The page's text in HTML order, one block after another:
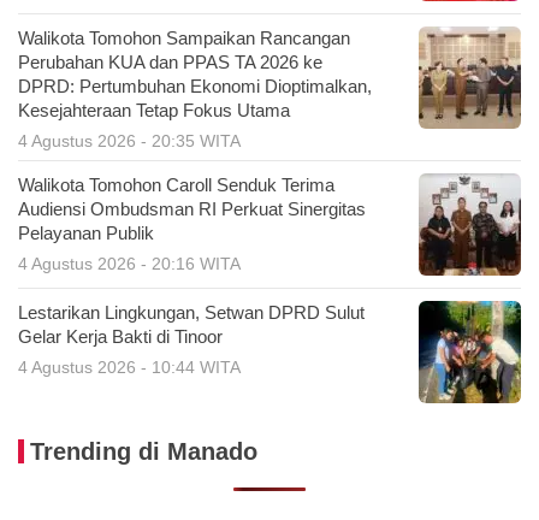
Walikota Tomohon Sampaikan Rancangan
Perubahan KUA dan PPAS TA 2026 ke
DPRD: Pertumbuhan Ekonomi Dioptimalkan,
Kesejahteraan Tetap Fokus Utama
4 Agustus 2026 - 20:35 WITA
Walikota Tomohon Caroll Senduk Terima
Audiensi Ombudsman RI Perkuat Sinergitas
Pelayanan Publik
4 Agustus 2026 - 20:16 WITA
Lestarikan Lingkungan, Setwan DPRD Sulut
Gelar Kerja Bakti di Tinoor
4 Agustus 2026 - 10:44 WITA
Trending di Manado